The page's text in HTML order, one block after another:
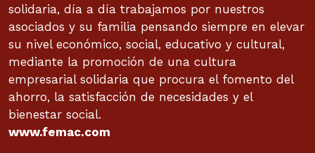
solidaria, día a día trabajamos por nuestros
asociados y su familia pensando siempre en elevar
su nivel económico, social, educativo y cultural,
mediante la promoción de una cultura
empresarial solidaria que procura el fomento del
ahorro, la satisfacción de necesidades y el
bienestar social.
www.femac.com